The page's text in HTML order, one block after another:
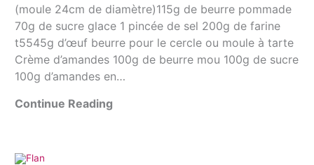
(moule 24cm de diamètre)115g de beurre pommade
70g de sucre glace 1 pincée de sel 200g de farine
t5545g d’œuf beurre pour le cercle ou moule à tarte
Crème d’amandes 100g de beurre mou 100g de sucre
100g d’amandes en…
Continue Reading